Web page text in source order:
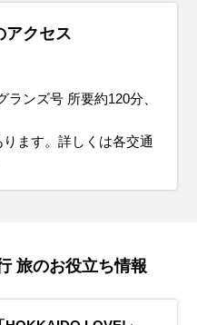
アクセス
ンズ号 所要約120分、
ます。詳しくは各交通
旅のお役立ち情報